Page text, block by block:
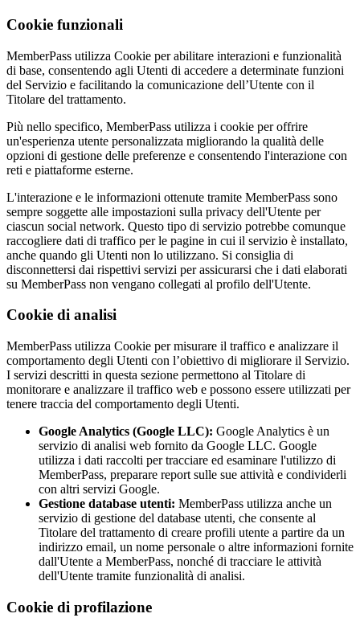
Cookie funzionali
MemberPass utilizza Cookie per abilitare interazioni e funzionalità
di base, consentendo agli Utenti di accedere a determinate funzioni
del Servizio e facilitando la comunicazione dell’Utente con il
Titolare del trattamento.
Più nello specifico, MemberPass utilizza i cookie per offrire
un'esperienza utente personalizzata migliorando la qualità delle
opzioni di gestione delle preferenze e consentendo l'interazione con
reti e piattaforme esterne.
L'interazione e le informazioni ottenute tramite MemberPass sono
sempre soggette alle impostazioni sulla privacy dell'Utente per
ciascun social network. Questo tipo di servizio potrebbe comunque
raccogliere dati di traffico per le pagine in cui il servizio è installato,
anche quando gli Utenti non lo utilizzano. Si consiglia di
disconnettersi dai rispettivi servizi per assicurarsi che i dati elaborati
su MemberPass non vengano collegati al profilo dell'Utente.
Cookie di analisi
MemberPass utilizza Cookie per misurare il traffico e analizzare il
comportamento degli Utenti con l’obiettivo di migliorare il Servizio.
I servizi descritti in questa sezione permettono al Titolare di
monitorare e analizzare il traffico web e possono essere utilizzati per
tenere traccia del comportamento degli Utenti.
Google Analytics (Google LLC): Google Analytics è un
servizio di analisi web fornito da Google LLC. Google
utilizza i dati raccolti per tracciare ed esaminare l'utilizzo di
MemberPass, preparare report sulle sue attività e condividerli
con altri servizi Google.
Gestione database utenti: MemberPass utilizza anche un
servizio di gestione del database utenti, che consente al
Titolare del trattamento di creare profili utente a partire da un
indirizzo email, un nome personale o altre informazioni fornite
dall'Utente a MemberPass, nonché di tracciare le attività
dell'Utente tramite funzionalità di analisi.
Cookie di profilazione